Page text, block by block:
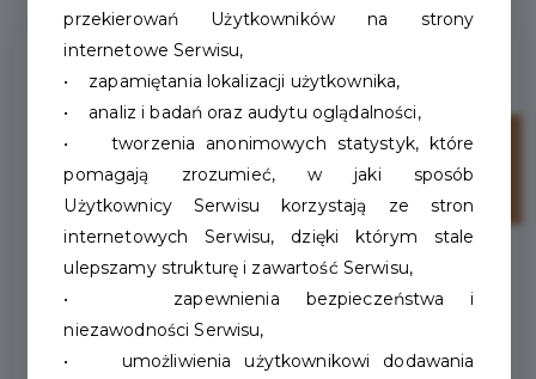
28
paź
przekierowań Użytkowników na strony
internetowe Serwisu,
• zapamiętania lokalizacji użytkownika,
• analiz i badań oraz audytu oglądalności,
• tworzenia anonimowych statystyk, które
pomagają zrozumieć, w jaki sposób
Użytkownicy Serwisu korzystają ze stron
internetowych Serwisu, dzięki którym stale
ulepszamy strukturę i zawartość Serwisu,
• zapewnienia bezpieczeństwa i
niezawodności Serwisu,
• umożliwienia użytkownikowi dodawania